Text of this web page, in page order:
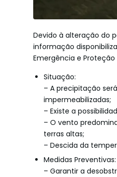
Devido à alteração do
informação
Emergência e Proteção
Situação:
– A precipitação
impermeabilizadas;
– Existe a
– O vento
terras altas;
– Descida da
Medidas Preventivas:
– Garantir a